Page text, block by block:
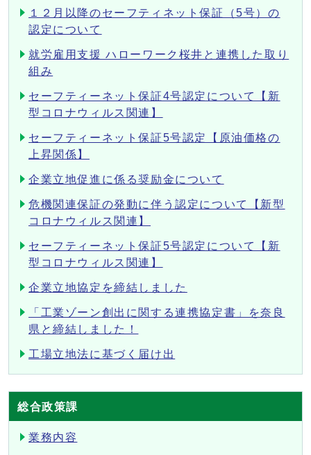
１２月以降のセーフティネット保証（5号）の
認定について
就労雇用支援 ハローワーク桜井と連携した取り
組み
セーフティーネット保証4号認定について【新
型コロナウィルス関連】
セーフティーネット保証5号認定【原油価格の
上昇関係】
企業立地促進に係る奨励金について
危機関連保証の発動に伴う認定について【新型
コロナウィルス関連】
セーフティーネット保証5号認定について【新
型コロナウィルス関連】
企業立地協定を締結しました
「工業ゾーン創出に関する連携協定書」を奈良
県と締結しました！
工場立地法に基づく届け出
総合政策課
業務内容